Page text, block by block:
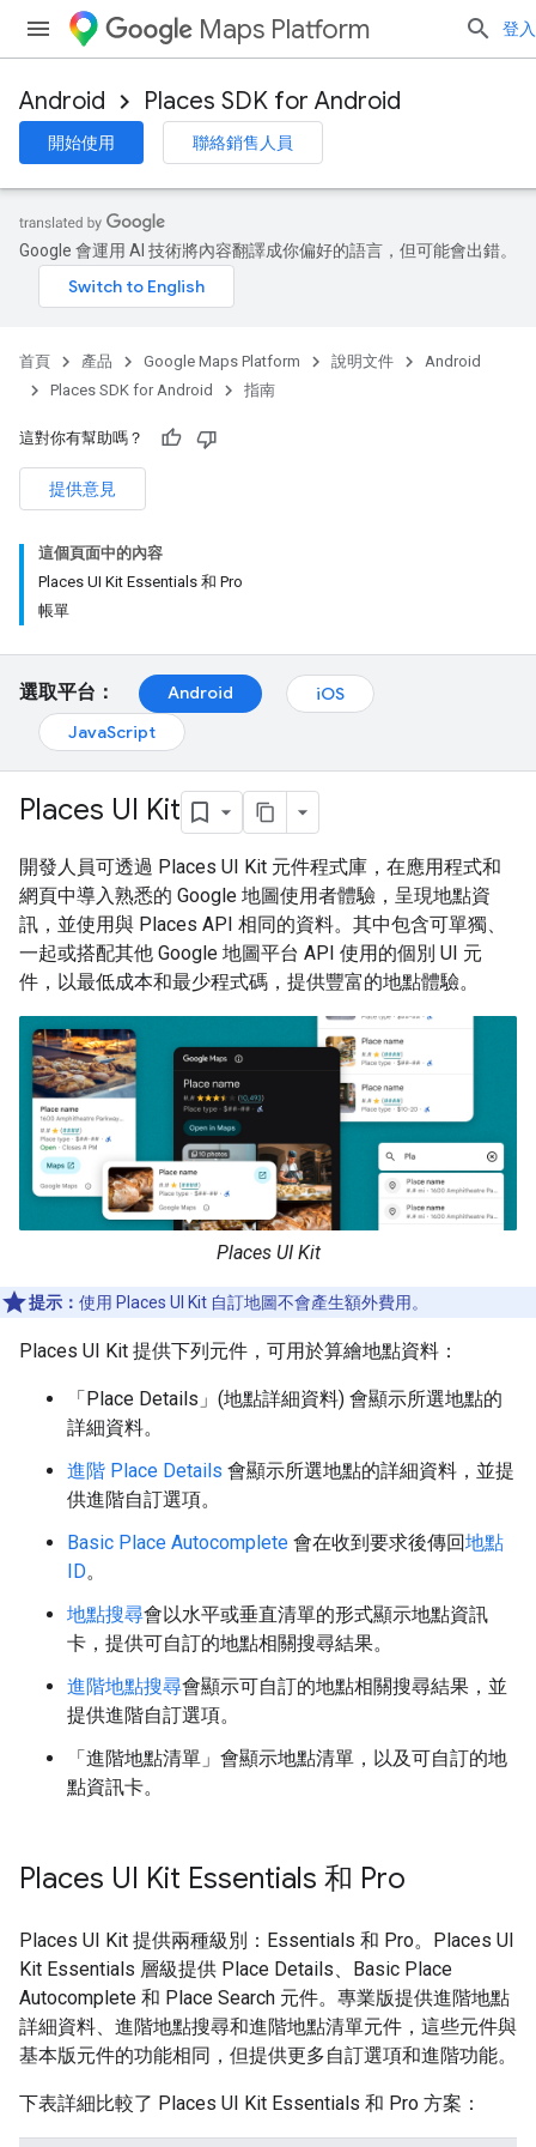
Maps Platform 登入
Android Places SDK for Android
開始使用 聯絡銷售人員
Google 會運用 AI 技術將內容翻譯成你偏好的語言，但可能會出錯。
首頁 產品 Google Maps Platform 說明文件
Android
Places SDK for Android
指南
這對你有幫助嗎？
提供意見
這個頁面中的內容
Places UI Kit Essentials 和 Pro
帳單
選取平台： Android
iOS
JavaScript
Places UI Kit
開發人員可透過 Places UI Kit 元件程式庫，在應用程式和
網頁中導入熟悉的 Google 地圖使用者體驗，呈現地點資
訊，並使用與 Places API 相同的資料。其中包含可單獨、
一起或搭配其他 Google 地圖平台 API 使用的個別 UI 元
件，以最低成本和最少程式碼，提供豐富的地點體驗。
Places UI Kit
提示： 使用 Places UI Kit 自訂地圖不會產生額外費用。
Places UI Kit 提供下列元件，可用於算繪地點資料：
「Place Details」(地點詳細資料) 會顯示所選地點的
詳細資料。
進階 Place Details 會顯示所選地點的詳細資料，並提
供進階自訂選項。
Basic Place Autocomplete 會在收到要求後傳回地點
ID。
地點搜尋會以水平或垂直清單的形式顯示地點資訊
卡，提供可自訂的地點相關搜尋結果。
進階地點搜尋會顯示可自訂的地點相關搜尋結果，並
提供進階自訂選項。
「進階地點清單」 會顯示地點清單，以及可自訂的地
點資訊卡。
Places UI Kit Essentials 和 Pro
Places UI Kit 提供兩種級別：Essentials 和 Pro。Places UI
Kit Essentials 層級提供 Place Details、Basic Place
Autocomplete 和 Place Search 元件。專業版提供進階地點
詳細資料、進階地點搜尋和進階地點清單元件，這些元件與
基本版元件的功能相同，但提供更多自訂選項和進階功能。
下表詳細比較了 Places UI Kit Essentials 和 Pro 方案：